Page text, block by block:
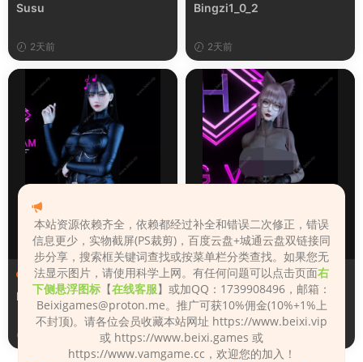
Susu
2天前
Bingzi1_0_2
2天前
人物（Looks）
Monica_2_2_2
人物（Looks）
Lizhen2025
3天前
本站资源依赖齐全，依赖都经过补全和错误二次修正，错误
信息更少，实物截屏(PS裁剪)，百度云盘+城通云盘双链接同
步分享，搜索框关键词查找或按菜单栏分类查找。如果您无
法显示图片，请使用科学上网。有任何问题可以点击页面右
下侧悬浮图标 【在线客服】或加QQ：1739908496，邮箱：
Beixigames@proton.me。推广可获10%佣金(10%+1%上
不封顶)。请各位会员收藏本站网址 https://www.beixi.vip
或 https://www.beixi.games 或
https://www.vamgame.cc，欢迎您的加入！